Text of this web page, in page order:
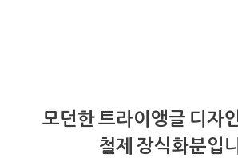
모던한 트라이앵글 디자
철제 장식화분입